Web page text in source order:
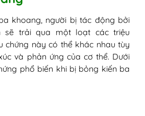
khoang, người bị tác động bởi
sẽ trải qua một loạt các triệu
chứng này có thể khác nhau tùy
và phản ứng của cơ thể. Dưới
phổ biến khi bị bỏng kiến ba